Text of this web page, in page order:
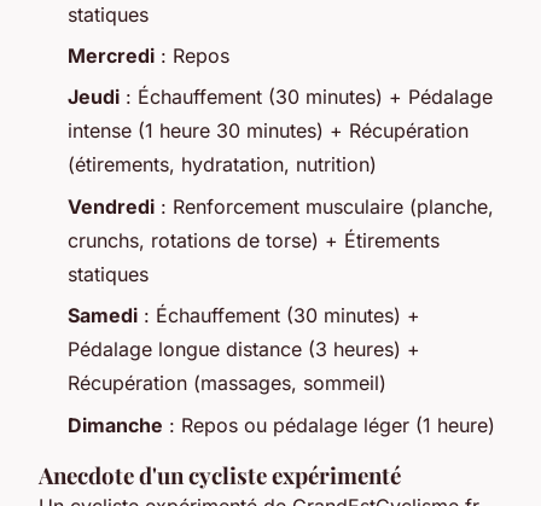
statiques
Mercredi : Repos
Jeudi : Échauffement (30 minutes) + Pédalage
intense (1 heure 30 minutes) + Récupération
(étirements, hydratation, nutrition)
Vendredi : Renforcement musculaire (planche,
crunchs, rotations de torse) + Étirements
statiques
Samedi : Échauffement (30 minutes) +
Pédalage longue distance (3 heures) +
Récupération (massages, sommeil)
Dimanche : Repos ou pédalage léger (1 heure)
Anecdote d'un cycliste expérimenté